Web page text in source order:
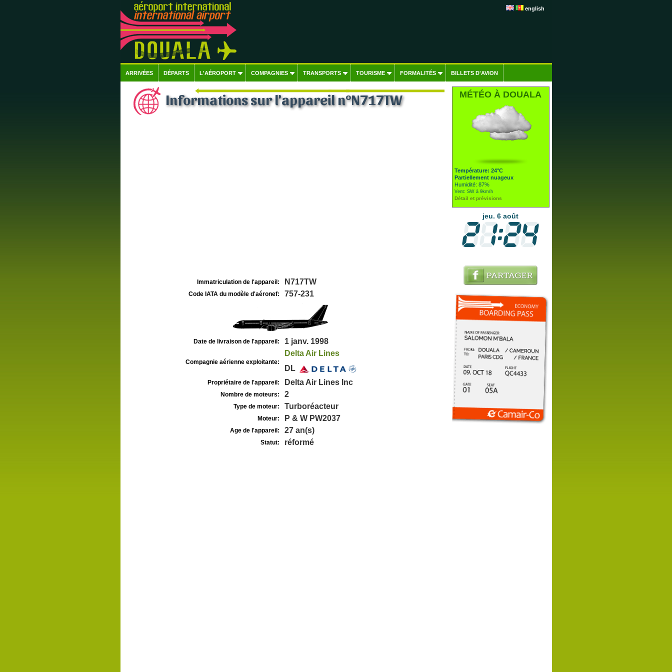
english
ARRIVÉES DÉPARTS L'AÉROPORT COMPAGNIES TRANSPORTS TOURISME FORMALITÉS BILLETS D'AVION
Informations sur l'appareil n°N717TW
Immatriculation de l'appareil: N717TW
Code IATA du modèle d'aéronef: 757-231
Date de livraison de l'appareil: 1 janv. 1998
Compagnie aérienne exploitante:
Delta Air Lines
DL
Propriétaire de l'appareil: Delta Air Lines Inc
Nombre de moteurs: 2
Type de moteur: Turboréacteur
Moteur: P & W PW2037
Age de l'appareil: 27 an(s)
Statut: réformé
MÉTÉO À DOUALA
Température: 24°C
Partiellement nuageux
Humidité: 87%
Vent: SW à 9km/h
Détail et prévisions
jeu. 6 août